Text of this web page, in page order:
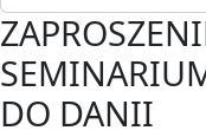
DO DANII